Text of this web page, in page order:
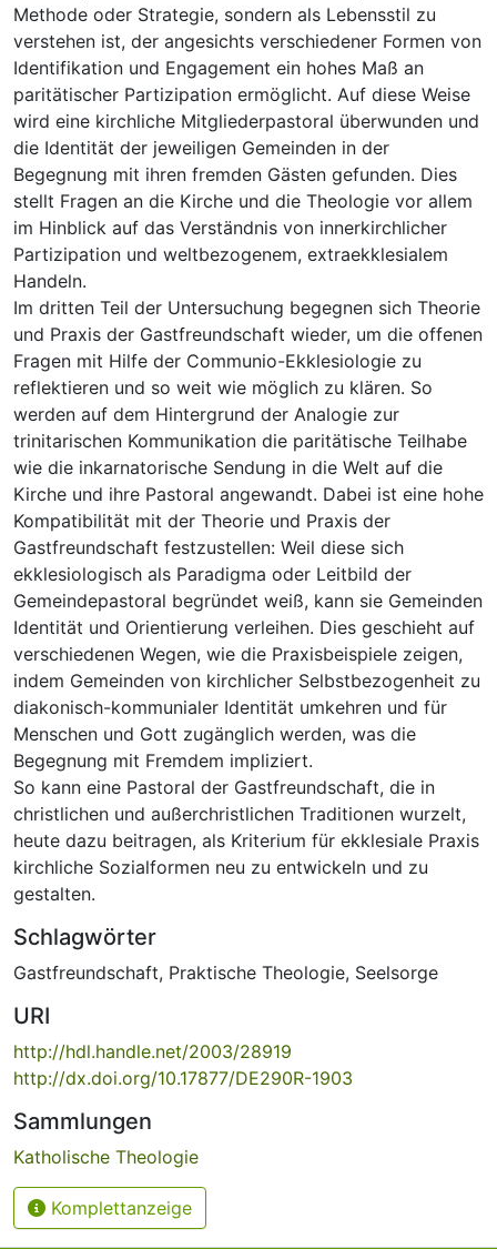
Methode oder Strategie, sondern als Lebensstil zu
verstehen ist, der angesichts verschiedener Formen von
Identifikation und Engagement ein hohes Maß an
paritätischer Partizipation ermöglicht. Auf diese Weise
wird eine kirchliche Mitgliederpastoral überwunden und
die Identität der jeweiligen Gemeinden in der
Begegnung mit ihren fremden Gästen gefunden. Dies
stellt Fragen an die Kirche und die Theologie vor allem
im Hinblick auf das Verständnis von innerkirchlicher
Partizipation und weltbezogenem, extraekklesialem
Handeln.
Im dritten Teil der Untersuchung begegnen sich Theorie
und Praxis der Gastfreundschaft wieder, um die offenen
Fragen mit Hilfe der Communio-Ekklesiologie zu
reflektieren und so weit wie möglich zu klären. So
werden auf dem Hintergrund der Analogie zur
trinitarischen Kommunikation die paritätische Teilhabe
wie die inkarnatorische Sendung in die Welt auf die
Kirche und ihre Pastoral angewandt. Dabei ist eine hohe
Kompatibilität mit der Theorie und Praxis der
Gastfreundschaft festzustellen: Weil diese sich
ekklesiologisch als Paradigma oder Leitbild der
Gemeindepastoral begründet weiß, kann sie Gemeinden
Identität und Orientierung verleihen. Dies geschieht auf
verschiedenen Wegen, wie die Praxisbeispiele zeigen,
indem Gemeinden von kirchlicher Selbstbezogenheit zu
diakonisch-kommunialer Identität umkehren und für
Menschen und Gott zugänglich werden, was die
Begegnung mit Fremdem impliziert.
So kann eine Pastoral der Gastfreundschaft, die in
christlichen und außerchristlichen Traditionen wurzelt,
heute dazu beitragen, als Kriterium für ekklesiale Praxis
kirchliche Sozialformen neu zu entwickeln und zu
gestalten.
Schlagwörter
Gastfreundschaft, Praktische Theologie, Seelsorge
URI
http://hdl.handle.net/2003/28919
http://dx.doi.org/10.17877/DE290R-1903
Sammlungen
Katholische Theologie
Komplettanzeige